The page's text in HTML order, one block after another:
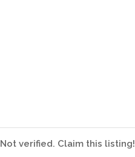
Not verified. Claim this listing!